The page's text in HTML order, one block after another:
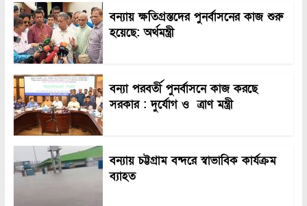
বন্যায় ক্ষতিগ্রস্তদের পুনর্বাসনের কাজ শুরু
হয়েছে: অর্থমন্ত্রী
বন্যা পরবর্তী পুনর্বাসনে কাজ করছে
সরকার : দুর্যোগ ও ত্রাণ মন্ত্রী
বন্যায় চট্টগ্রাম বন্দরে স্বাভাবিক কার্যক্রম
ব্যাহত